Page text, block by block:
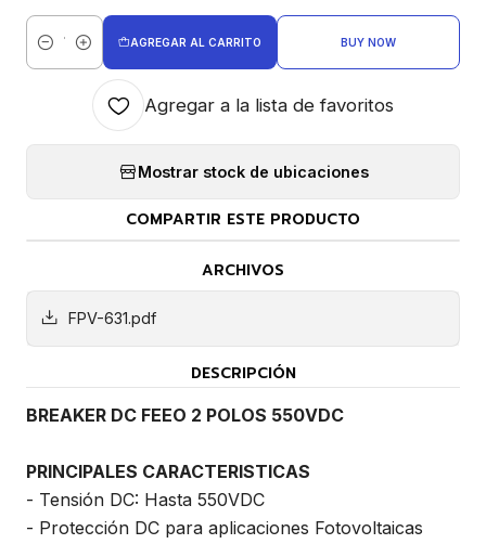
Cantidad
AGREGAR AL CARRITO BUY NOW
Agregar a la lista de favoritos
Mostrar stock de ubicaciones
COMPARTIR ESTE PRODUCTO
ARCHIVOS
FPV-631.pdf
DESCRIPCIÓN
BREAKER DC FEEO 2 POLOS 550VDC
PRINCIPALES CARACTERISTICAS
- Tensión DC: Hasta 550VDC
- Protección DC para aplicaciones Fotovoltaicas